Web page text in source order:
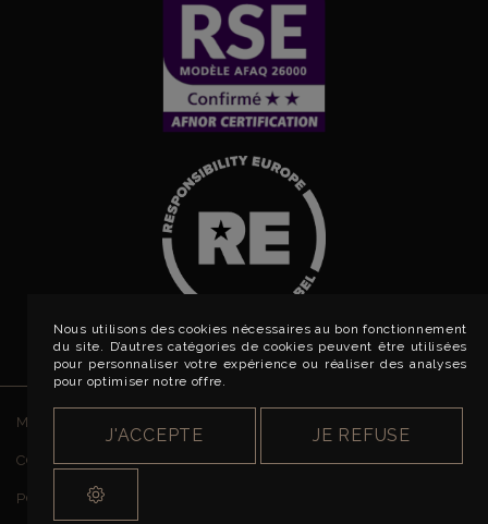
Nous utilisons des cookies nécessaires au bon fonctionnement
du site. D’autres catégories de cookies peuvent être utilisées
pour personnaliser votre expérience ou réaliser des analyses
pour optimiser notre offre.
J'ACCEPTE JE REFUSE
MENTIONS LÉGALES
CONDITIONS GÉNÉRALES DE VENTE
POLITIQUE DE CONFIDENTIALITÉ